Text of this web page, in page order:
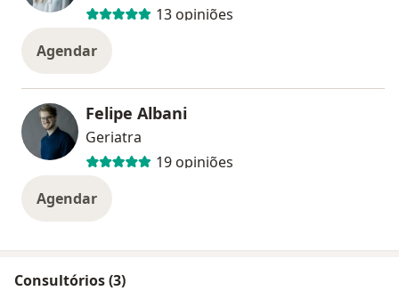
13 opiniões
Agendar
Felipe Albani
Geriatra
19 opiniões
Agendar
Consultórios (3)